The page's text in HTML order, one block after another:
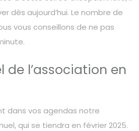
dès aujourd’hui. Le nombre de
vous conseillons de ne pas
de l’association en
dans vos agendas notre
qui se tiendra en février 2025.